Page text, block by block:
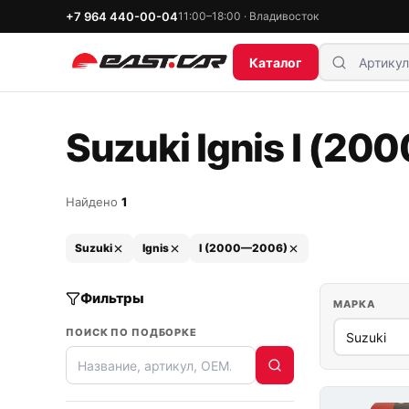
+7 964 440-00-0411:00–18:00 · Владивосток
Каталог
Suzuki Ignis I
Найдено 1
Suzuki Ignis I (2000—2006)
Фильтры
ПОИСК ПО ПОДБОРКЕ
МАРКА